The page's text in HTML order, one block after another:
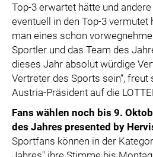
Top-3 erwartet hätte und
eventuell in den Top-3
man eines schon
Sportler und das Team des
dieses Jahr absolut würdige
Vertreter des Sports sein“,
Austria-Präsident auf die
Fans wählen noch bis 9.
des Jahres presented by
Sportfans können in der